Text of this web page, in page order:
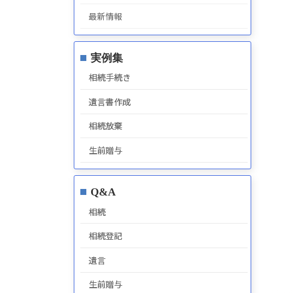
最新情報
実例集
相続手続き
遺言書作成
相続放棄
生前贈与
Q&A
相続
相続登記
遺言
生前贈与